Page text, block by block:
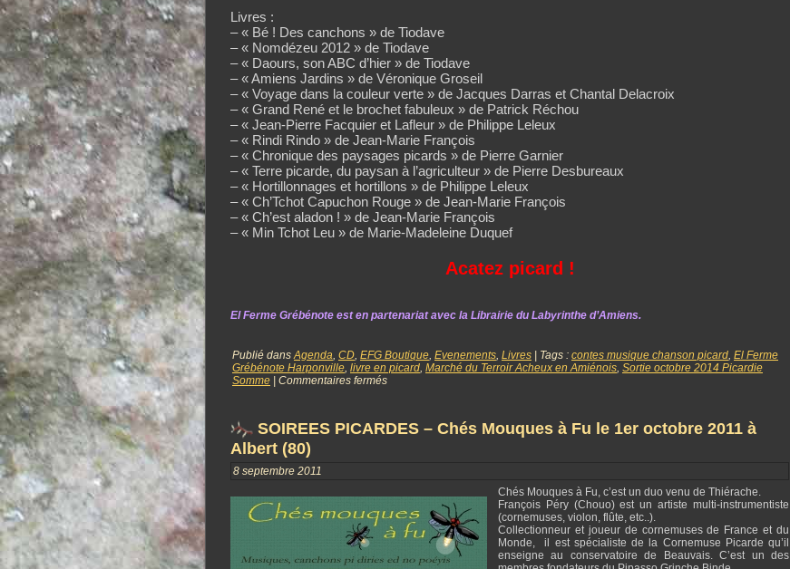
Livres :
– « Bé ! Des canchons » de Tiodave
– « Nomdézeu 2012 » de Tiodave
– « Daours, son ABC d’hier » de Tiodave
– « Amiens Jardins » de Véronique Groseil
– « Voyage dans la couleur verte » de Jacques Darras et Chantal Delacroix
– « Grand René et le brochet fabuleux » de Patrick Réchou
– « Jean-Pierre Facquier et Lafleur » de Philippe Leleux
– « Rindi Rindo » de Jean-Marie François
– « Chronique des paysages picards » de Pierre Garnier
– « Terre picarde, du paysan à l’agriculteur » de Pierre Desbureaux
– « Hortillonnages et hortillons » de Philippe Leleux
– « Ch’Tchot Capuchon Rouge » de Jean-Marie François
– « Ch’est aladon ! » de Jean-Marie François
– « Min Tchot Leu » de Marie-Madeleine Duquef
Acatez picard !
El Ferme Grébénote est en partenariat avec la Librairie du Labyrinthe d’Amiens.
Publié dansAgenda, CD, EFG Boutique, Evenements, Livres | Tags : contes musique chanson picard, El Ferme
Grébénote Harponville, livre en picard, Marché du Terroir Acheux en Amiénois, Sortie octobre 2014 Picardie
Somme
Commentaires fermés
SOIREES PICARDES – Chés Mouques à Fu le 1er octobre 2011 à
Albert (80)
8 septembre 2011
Chés Mouques à Fu, c’est un duo venu de Thiérache.
François Péry (Chouo) est un artiste multi-instrumentiste
(cornemuses, violon, flûte, etc..).
Collectionneur et joueur de cornemuses de France et du
Monde, il est spécialiste de la Cornemuse Picarde qu’il
enseigne au conservatoire de Beauvais. C’est un des